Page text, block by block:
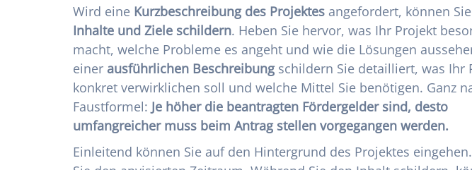
Wird eine Kurzbeschreibung des Projektes angefordert, können Sie
Inhalte und Ziele schildern. Heben Sie hervor, was Ihr Projekt
macht, welche Probleme es angeht und wie die Lösungen
einer ausführlichen Beschreibung schildern Sie detailliert, was Ihr
konkret verwirklichen soll und welche Mittel Sie benötigen. Ganz
Faustformel: Je höher die beantragten Fördergelder sind, desto
umfangreicher muss beim Antrag stellen vorgegangen werden.
Einleitend können Sie auf den Hintergrund des Projektes